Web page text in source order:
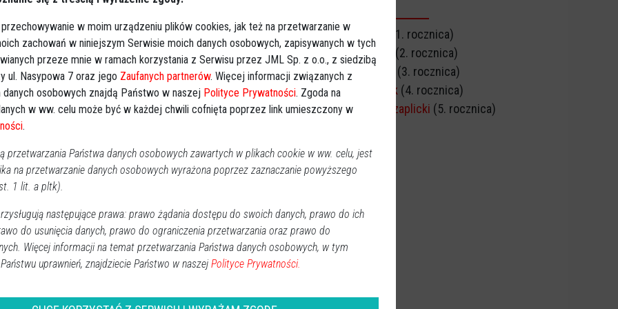
w Ostrołęce, ul. Krańcowa
Arka Ostrołęka, ul. Sienkiewicza 41 -
godz. 9:30.
niedziela - godz. 18:00.
świeczek
↗Udostępnij
wróć
Stefan Buciński
(1. rocznica)
Edward Zagórski
(2. rocznica)
Alicja Małkowska
(3. rocznica)
Zofia Sylwestrzak (4. rocznica)
Andrzej Michał Czaplicki (5. rocznica)
w moim urządzeniu plików cookies, jak też na przetwarzanie w
zachowań w niniejszym Serwisie moich danych osobowych, zapisywanych w tych
przeze mnie w ramach korzystania z Serwisu przez JML Sp. z o.o., z siedzibą
ul. Nasypowa 7 oraz jego Zaufanych partnerów. Więcej informacji związanych z
osobowych znajdą Państwo w naszej Polityce Prywatności. Zgoda na
w ww. celu może być w każdej chwili cofnięta poprzez link umieszczony w
.
przetwarzania Państwa danych osobowych zawartych w plikach cookie w ww. celu, jest
na przetwarzanie danych osobowych wyrażona poprzez zaznaczanie powyższego
1 lit. a pltk).
następujące prawa: prawo żądania dostępu do swoich danych, prawo do ich
do usunięcia danych, prawo do ograniczenia przetwarzania oraz prawo do
Więcej informacji na temat przetwarzania Państwa danych osobowych, w tym
uprawnień, znajdziecie Państwo w naszej Polityce Prywatności.